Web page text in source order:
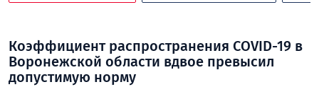
Коэффициент распространения СOVID-19 в
Воронежской области вдвое превысил
допустимую норму